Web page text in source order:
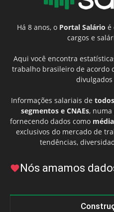
Há 8 anos, o Portal Salário é
cargos e
Aqui você encontra
trabalho brasileiro de acordo
divulgados
Informações salariais de
segmentos e CNAEs, numa
fornecendo dados como
exclusivos do mercado de
tendências,
Nós amamos